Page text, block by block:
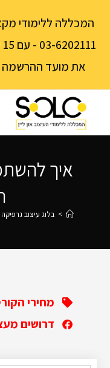
המכללה ללימודי
את מועד ההרשמה
איך
> בלוג עיצוב גרפיקה
מחירי
דרושים